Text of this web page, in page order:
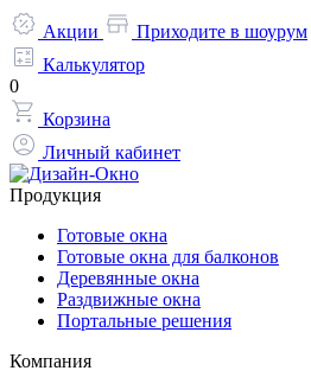
Акции
Приходите в шоурум
Калькулятор
0
Корзина
Личный кабинет
Продукция
Готовые окна
Готовые окна для балконов
Деревянные окна
Раздвижные окна
Портальные решения
Компания